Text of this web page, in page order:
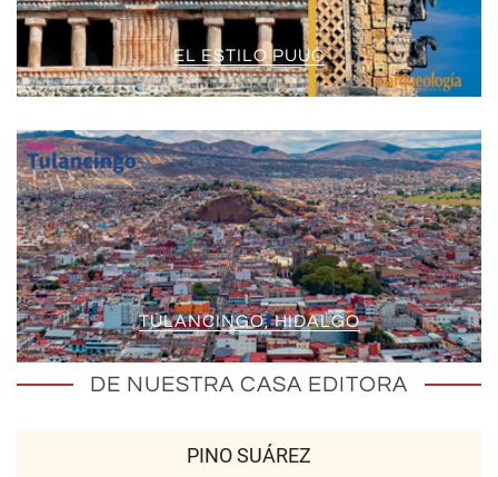
EL ESTILO PUUC
TULANCINGO, HIDALGO
DE NUESTRA CASA EDITORA
PINO SUÁREZ